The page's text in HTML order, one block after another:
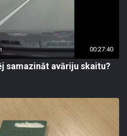
00:27:40
samazināt avāriju skaitu?